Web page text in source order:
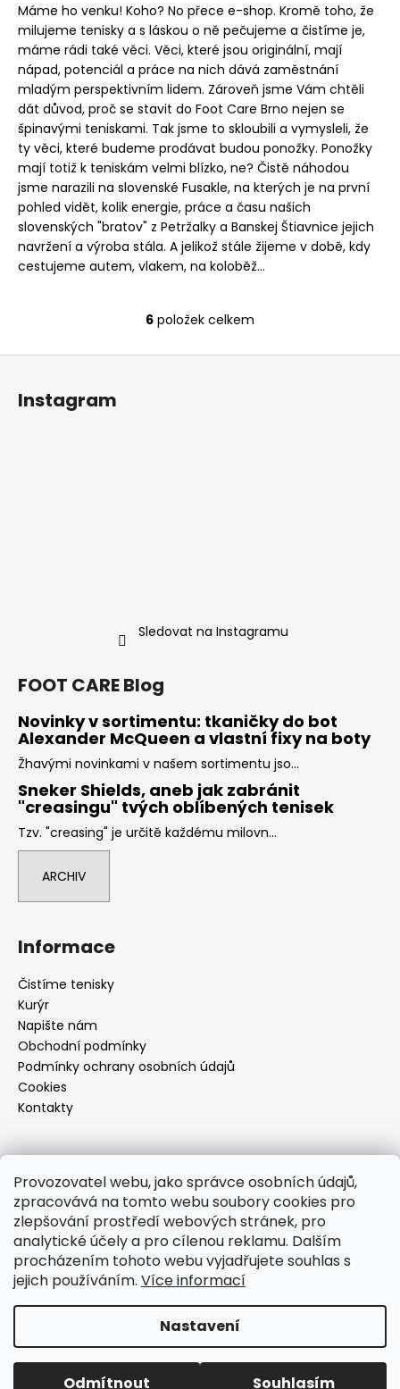
Provozovatel webu, jako správce osobních údajů,
zpracovává na tomto webu soubory cookies pro
zlepšování prostředí webových stránek, pro
analytické účely a pro cílenou reklamu. Dalším
procházením tohoto webu vyjadřujete souhlas s
jejich používáním. Více informací
Nastavení
Odmítnout Souhlasím
Máme ho venku! Koho? No přece e-shop. Kromě toho, že
milujeme tenisky a s láskou o ně pečujeme a čistíme je,
máme rádi také věci. Věci, které jsou originální, mají
nápad, potenciál a práce na nich dává zaměstnání
mladým perspektivním lidem. Zároveň jsme Vám chtěli
dát důvod, proč se stavit do Foot Care Brno nejen se
špinavými teniskami. Tak jsme to skloubili a vymysleli, že
ty věci, které budeme prodávat budou ponožky. Ponožky
mají totiž k teniskám velmi blízko, ne? Čistě náhodou
jsme narazili na slovenské Fusakle, na kterých je na první
pohled vidět, kolik energie, práce a času našich
slovenských "bratov" z Petržalky a Banskej Štiavnice jejich
navržení a výroba stála. A jelikož stále žijeme v době, kdy
cestujeme autem, vlakem, na koloběž...
O
v
p
i
6 položek celkem
Z
Instagram
Sledovat na Instagramu
FOOT CARE Blog
Novinky v sortimentu: tkaničky do bot
Alexander McQueen a vlastní fixy na boty
Žhavými novinkami v našem sortimentu jso...
Sneker Shields, aneb jak zabránit
"creasingu" tvých oblíbených tenisek
Tzv. "creasing" je určitě každému milovn...
ARCHIV
Informace
Čistíme tenisky
Kurýr
Napište nám
Obchodní podmínky
Podmínky ochrany osobních údajů
Cookies
Kontakty
Kontakt
info@footcareshop.cz
+420 601 012 005
+420 601 012 005
http://facebook.com/footcarebrno
footcarebrno
Copyright 2026FOOT CARE. Všechna práva vyhrazena.
Upravit nastavení cookies